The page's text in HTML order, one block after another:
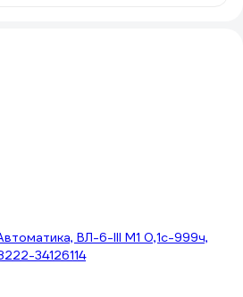
ВЛ-6-III M1 0,1с-999ч,
34126114